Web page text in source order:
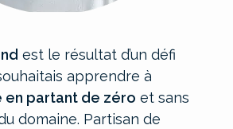
est le résultat d’un défi
apprendre à
en partant de zéro et sans
domaine. Partisan de